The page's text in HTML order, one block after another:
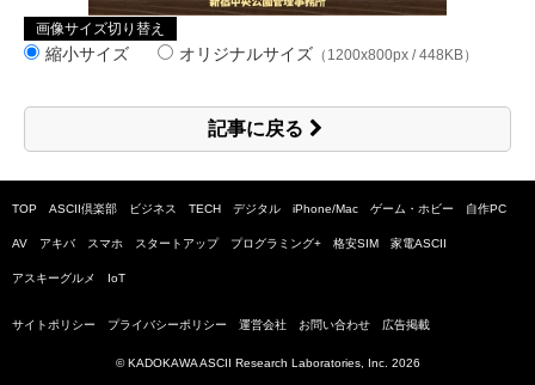
画像サイズ切り替え
縮小サイズ オリジナルサイズ （1200x800px / 448KB）
記事に戻る
TOP ASCII倶楽部 ビジネス TECH デジタル iPhone/Mac ゲーム・ホビー 自作PC
AV アキバ スマホ スタートアップ プログラミング+ 格安SIM 家電ASCII
アスキーグルメ IoT
サイトポリシー プライバシーポリシー 運営会社 お問い合わせ 広告掲載
© KADOKAWA ASCII Research Laboratories, Inc. 2026